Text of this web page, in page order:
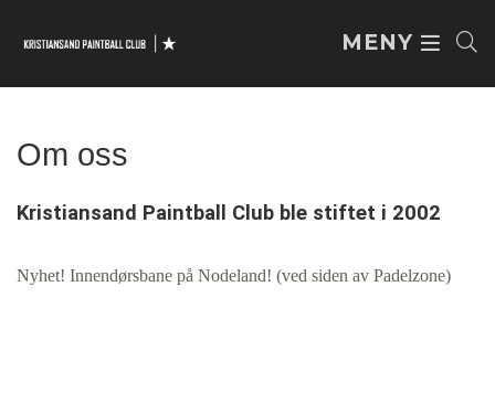
MENY
Om oss
Kristiansand Paintball Club ble stiftet i 2002
Nyhet! Innendørsbane på Nodeland! (ved siden av Padelzone)